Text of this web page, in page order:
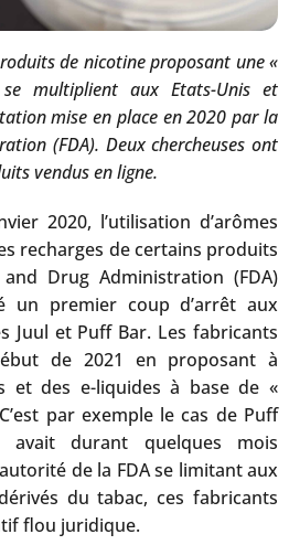
de nicotine proposant une «
multiplient aux Etats-Unis et
mise en place en 2020 par la
(FDA). Deux chercheuses ont
vendus en ligne.
2020, l’utilisation d’arômes
recharges de certains produits
Drug Administration (FDA)
un premier coup d’arrêt aux
Juul et Puff Bar. Les fabricants
de 2021 en proposant à
et des e-liquides à base de «
par exemple le cas de Puff
durant quelques mois
de la FDA se limitant aux
du tabac, ces fabricants
flou juridique.